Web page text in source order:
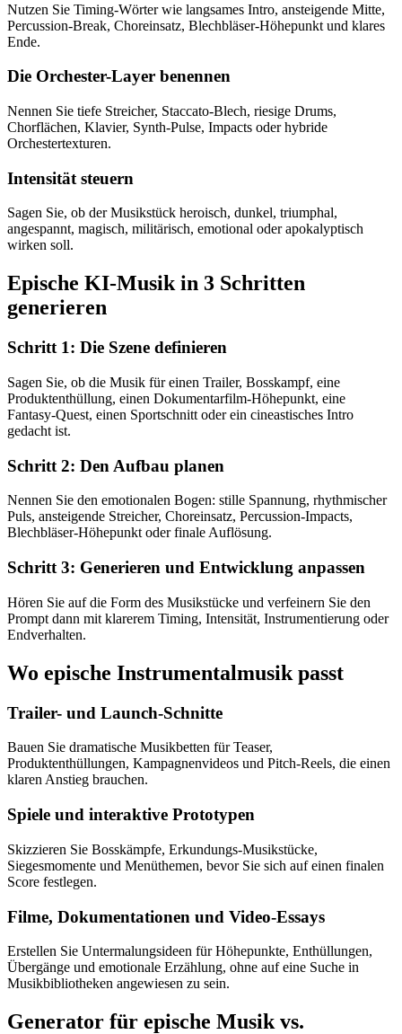
Nutzen Sie Timing-Wörter wie langsames Intro, ansteigende Mitte,
Percussion-Break, Choreinsatz, Blechbläser-Höhepunkt und klares
Ende.
Die Orchester-Layer benennen
Nennen Sie tiefe Streicher, Staccato-Blech, riesige Drums,
Chorflächen, Klavier, Synth-Pulse, Impacts oder hybride
Orchestertexturen.
Intensität steuern
Sagen Sie, ob der Musikstück heroisch, dunkel, triumphal,
angespannt, magisch, militärisch, emotional oder apokalyptisch
wirken soll.
Epische KI-Musik in 3 Schritten
generieren
Schritt 1: Die Szene definieren
Sagen Sie, ob die Musik für einen Trailer, Bosskampf, eine
Produktenthüllung, einen Dokumentarfilm-Höhepunkt, eine
Fantasy-Quest, einen Sportschnitt oder ein cineastisches Intro
gedacht ist.
Schritt 2: Den Aufbau planen
Nennen Sie den emotionalen Bogen: stille Spannung, rhythmischer
Puls, ansteigende Streicher, Choreinsatz, Percussion-Impacts,
Blechbläser-Höhepunkt oder finale Auflösung.
Schritt 3: Generieren und Entwicklung anpassen
Hören Sie auf die Form des Musikstücke und verfeinern Sie den
Prompt dann mit klarerem Timing, Intensität, Instrumentierung oder
Endverhalten.
Wo epische Instrumentalmusik passt
Trailer- und Launch-Schnitte
Bauen Sie dramatische Musikbetten für Teaser,
Produktenthüllungen, Kampagnenvideos und Pitch-Reels, die einen
klaren Anstieg brauchen.
Spiele und interaktive Prototypen
Skizzieren Sie Bosskämpfe, Erkundungs-Musikstücke,
Siegesmomente und Menüthemen, bevor Sie sich auf einen finalen
Score festlegen.
Filme, Dokumentationen und Video-Essays
Erstellen Sie Untermalungsideen für Höhepunkte, Enthüllungen,
Übergänge und emotionale Erzählung, ohne auf eine Suche in
Musikbibliotheken angewiesen zu sein.
Generator für epische Musik vs.